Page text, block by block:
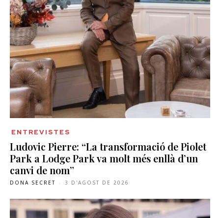
ENTREVISTES
Ludovic Pierre: “La transformació de Piolet
Park a Lodge Park va molt més enllà d’un
canvi de nom”
DONA SECRET - 3 D'AGOST DE 2026